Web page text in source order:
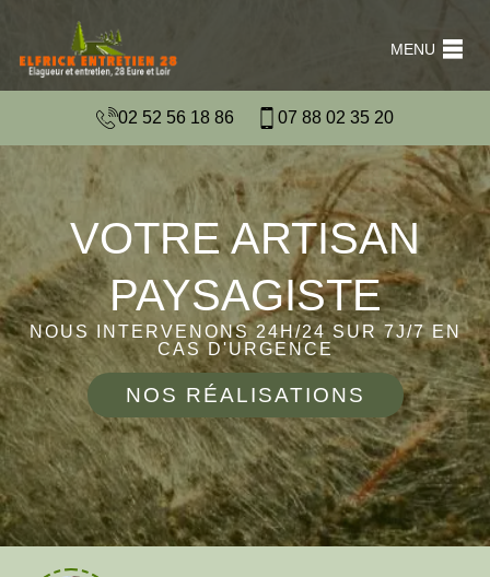
MENU
02 52 56 18 86 07 88 02 35 20
VOTRE ARTISAN
PAYSAGISTE
NOUS INTERVENONS 24H/24 SUR 7J/7 EN
CAS D'URGENCE
NOS RÉALISATIONS